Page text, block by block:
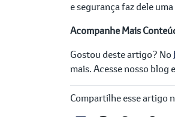
e segurança faz dele
Acompanhe Mais
Gostou deste artigo? No
mais. Acesse nosso
Compartilhe esse artigo